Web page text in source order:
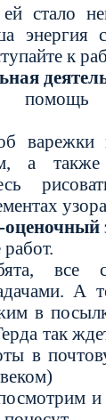
стало
энергия
к
варежки
а
все
А
в
так
в